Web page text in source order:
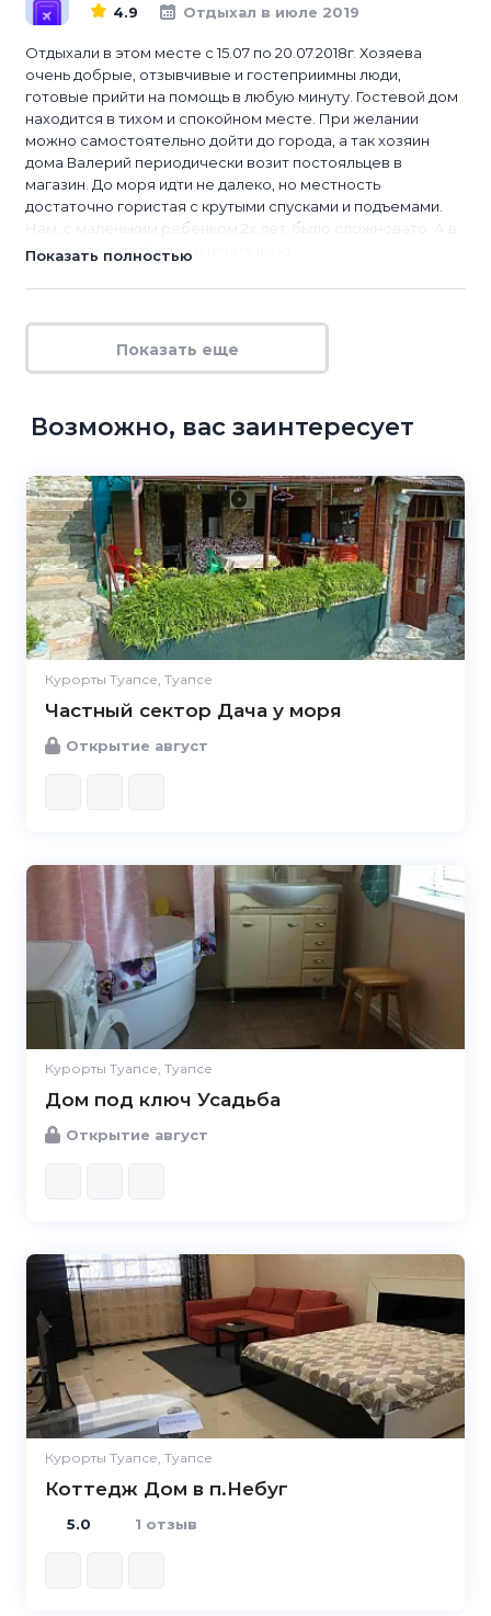
4.9 Отдыхал в июле 2019
Отдыхали в этом месте с 15.07 по 20.07.2018г. Хозяева
очень добрые, отзывчивые и гостеприимны люди,
готовые прийти на помощь в любую минуту. Гостевой дом
находится в тихом и спокойном месте. При желании
можно самостоятельно дойти до города, а так хозяин
дома Валерий периодически возит постояльцев в
магазин. До моря идти не далеко, но местность
достаточно гористая с крутыми спусками и подъемами.
Нам, с маленьким ребенком 2х лет, было сложновато. А в
остальном всё было замечательно
Показать полностью
Показать еще
Возможно, вас заинтересует
Курорты Туапсе, Туапсе
Частный сектор Дача у моря
Открытие август
Курорты Туапсе, Туапсе
Дом под ключ Усадьба
Открытие август
Курорты Туапсе, Туапсе
Коттедж Дом в п.Небуг
5.0
5.0 1 отзыв